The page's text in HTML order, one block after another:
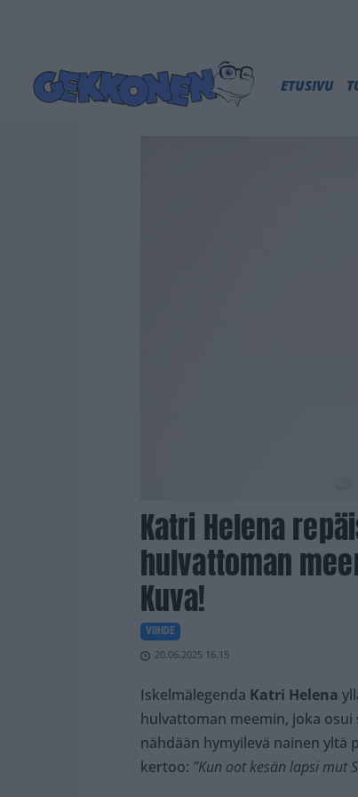
ETUSIVU
Katri Helena
hulvattoman
Kuva!
VIIHDE
20.06.2025 16.15
Iskelmälegenda Katri Helena
hulvattoman meemin, joka osui
nähdään hymyilevä nainen yltä
kertoo: ”Kun oot kesän lapsi mut